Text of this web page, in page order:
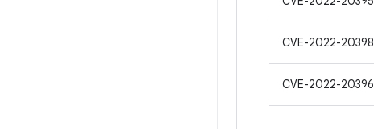
CVE-2022-20398
CVE-2022-20396